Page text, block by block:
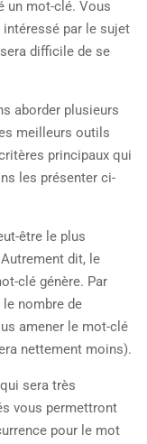
un mot-clé. Vous
intéressé par le sujet
difficile de se
aborder plusieurs
meilleurs outils
principaux qui
les présenter ci-
être le plus
dit, le
clé génère. Par
le nombre de
amener le mot-clé
nettement moins).
sera très
vous permettront
pour le mot